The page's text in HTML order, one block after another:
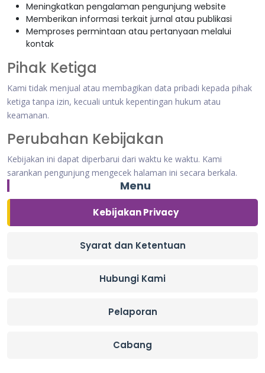
Meningkatkan pengalaman pengunjung website
Memberikan informasi terkait jurnal atau publikasi
Memproses permintaan atau pertanyaan melalui
kontak
Pihak Ketiga
Kami tidak menjual atau membagikan data pribadi kepada pihak
ketiga tanpa izin, kecuali untuk kepentingan hukum atau
keamanan.
Perubahan Kebijakan
Kebijakan ini dapat diperbarui dari waktu ke waktu. Kami
sarankan pengunjung mengecek halaman ini secara berkala.
Menu
Kebijakan Privacy
Syarat dan Ketentuan
Hubungi Kami
Pelaporan
Cabang